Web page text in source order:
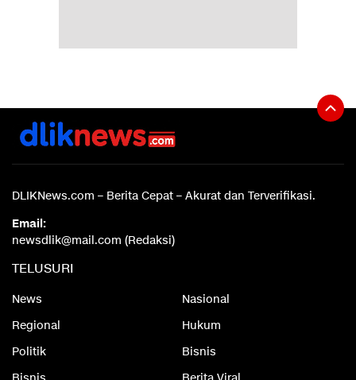
DLIKNews.com – Berita Cepat – Akurat dan Terverifikasi.
Email:
newsdlik@mail.com (Redaksi)
TELUSURI
News
Nasional
Regional
Hukum
Politik
Bisnis